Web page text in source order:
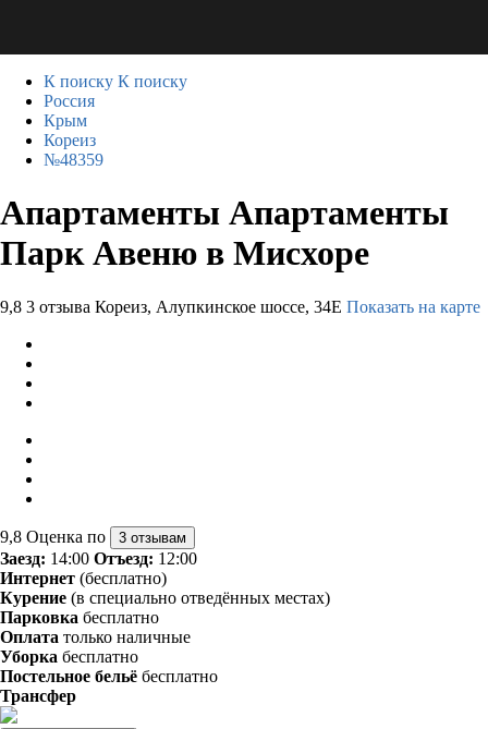
К поиску К поиску
Россия
Крым
Кореиз
№48359
Апартаменты Апартаменты
Парк Авеню в Мисхоре
9,8 3 отзыва Кореиз, Алупкинское шоссе, 34Е Показать на карте
9,8 Оценка по 3 отзывам
Заезд: 14:00 Отъезд: 12:00
Интернет (бесплатно)
Курение (в специально отведённых местах)
Парковка бесплатно
Оплата только наличные
Уборка бесплатно
Постельное бельё бесплатно
Трансфер